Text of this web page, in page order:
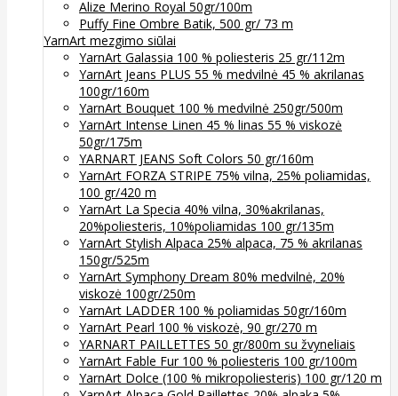
Alize Merino Royal 50gr/100m
Puffy Fine Ombre Batik, 500 gr/ 73 m
YarnArt mezgimo siūlai
YarnArt Galassia 100 % poliesteris 25 gr/112m
YarnArt Jeans PLUS 55 % medvilnė 45 % akrilanas
100gr/160m
YarnArt Bouquet 100 % medvilnė 250gr/500m
YarnArt Intense Linen 45 % linas 55 % viskozė
50gr/175m
YARNART JEANS Soft Colors 50 gr/160m
YarnArt FORZA STRIPE 75% vilna, 25% poliamidas,
100 gr/420 m
YarnArt La Specia 40% vilna, 30%akrilanas,
20%poliesteris, 10%poliamidas 100 gr/135m
YarnArt Stylish Alpaca 25% alpaca, 75 % akrilanas
150gr/525m
YarnArt Symphony Dream 80% medvilnė, 20%
viskozė 100gr/250m
YarnArt LADDER 100 % poliamidas 50gr/160m
YarnArt Pearl 100 % viskozė, 90 gr/270 m
YARNART PAILLETTES 50 gr/800m su žvyneliais
YarnArt Fable Fur 100 % poliesteris 100 gr/100m
YarnArt Dolce (100 % mikropoliesteris) 100 gr/120 m